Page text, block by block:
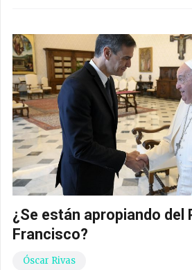
¿Se están apropiando del
Francisco?
Óscar Rivas